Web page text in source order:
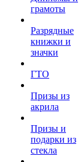
грамоты
Разрядные
книжки и
значки
ГТО
Призы из
акрила
Призы и
подарки из
стекла